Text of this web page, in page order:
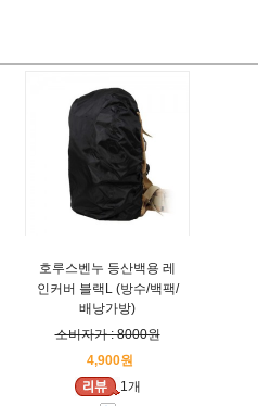
호루스벤누 등산백용 레
인커버 블랙L (방수/백팩/
배낭가방)
소비자가 : 8000원
4,900원
1개